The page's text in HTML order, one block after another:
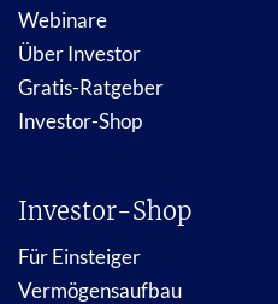
Webinare
Über Investor
Gratis-Ratgeber
Investor-Shop
Investor-Shop
Für Einsteiger
Vermögensaufbau